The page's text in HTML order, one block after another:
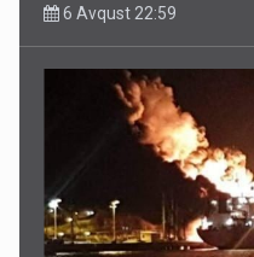
6 Avqust 22:59